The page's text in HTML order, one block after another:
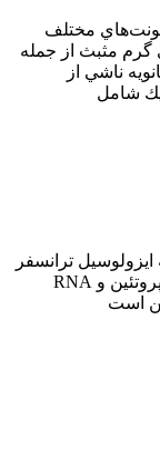
مختلف
گرم مثبث از جمله
ناشي از
شامل
ترانسفر
RNA سنتتاز متصل شده و بدينوسيله بيوسنتز پروتئين و RNA
است